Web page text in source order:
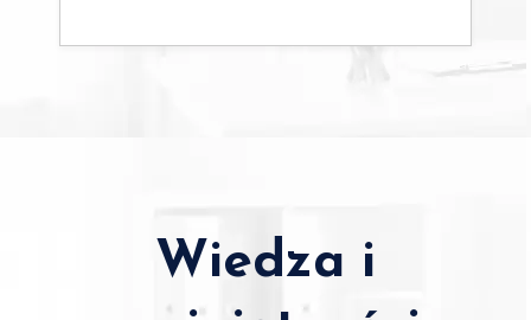
Wiedza i